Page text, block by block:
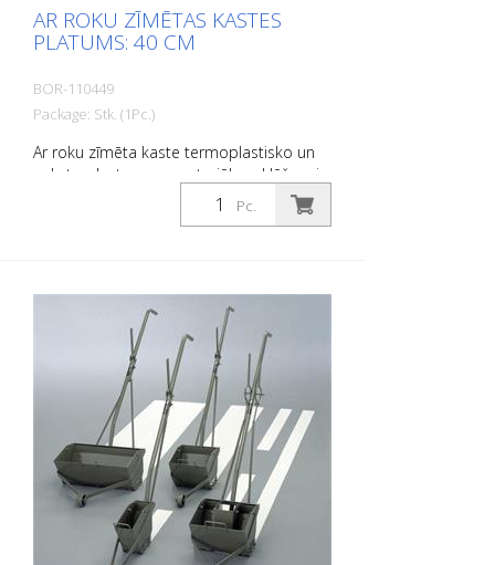
AR ROKU ZĪMĒTAS KASTES
PLATUMS: 40 CM
BOR-110449
Package: Stk. (1Pc.)
Ar roku zīmēta kaste termoplastisko un
auksto plastmasas materiālu uzklāšanai.
Pc.